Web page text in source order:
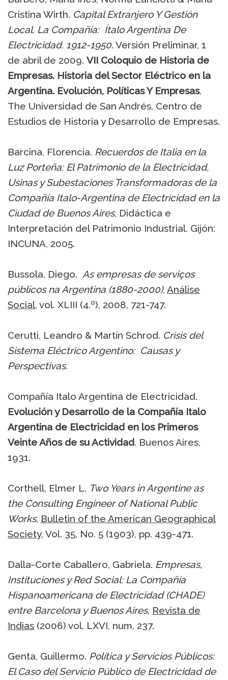
Cristina Wirth. Capital Extranjero Y Gestión
Local. La Compañía: Ítalo Argentina De
Electricidad. 1912-1950. Versión Preliminar, 1
de abril de 2009. VII Coloquio de Historia de
Empresas. Historia del Sector Eléctrico en la
Argentina. Evolución, Políticas Y Empresas.
The Universidad de San Andrés, Centro de
Estudios de Historia y Desarrollo de Empresas.
Barcina, Florencia. Recuerdos de Italia en la
Luz Porteña: El Patrimonio de la Electricidad,
Usinas y Subestaciones Transformadoras de la
Compañía Italo-Argentina de Electricidad en la
Ciudad de Buenos Aires, Didáctica e
Interpretación del Patrimonio Industrial. Gijón:
INCUNA, 2005.
Bussola, Diego. As empresas de serviços
públicos na Argentina (1880-2000), Análise
Social, vol. XLIII (4.º), 2008, 721-747.
Cerutti, Leandro & Martín Schrod. Crisis del
Sistema Eléctrico Argentino: Causas y
Perspectivas.
Compañía Italo Argentina de Electricidad.
Evolución y Desarrollo de la Compañía Italo
Argentina de Electricidad en los Primeros
Veinte Años de su Actividad. Buenos Aires,
1931.
Corthell, Elmer L. Two Years in Argentine as
the Consulting Engineer of National Public
Works, Bulletin of the American Geographical
Society, Vol. 35, No. 5 (1903), pp. 439-471.
Dalla-Corte Caballero, Gabriela. Empresas,
Instituciones y Red Social: La Compañía
Hispanoamericana de Electricidad (CHADE)
entre Barcelona y Buenos Aires, Revista de
Indias (2006) vol. LXVI, num. 237.
Genta, Guillermo. Política y Servicios Públicos:
El Caso del Servicio Público de Electricidad de